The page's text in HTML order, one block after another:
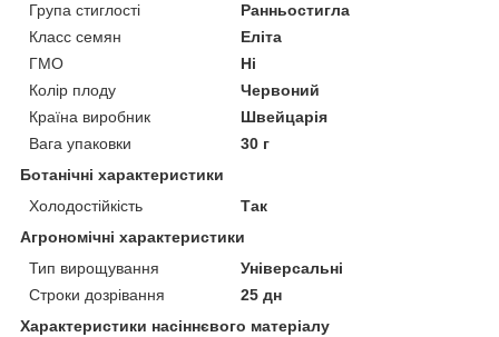
Група стиглості
Ранньостигла
Класс семян
Еліта
ГМО
Ні
Колір плоду
Червоний
Країна виробник
Швейцарія
Вага упаковки
30 г
Ботанічні характеристики
Холодостійкість
Так
Агрономічні характеристики
Тип вирощування
Універсальні
Строки дозрівання
25 дн
Характеристики насіннєвого матеріалу